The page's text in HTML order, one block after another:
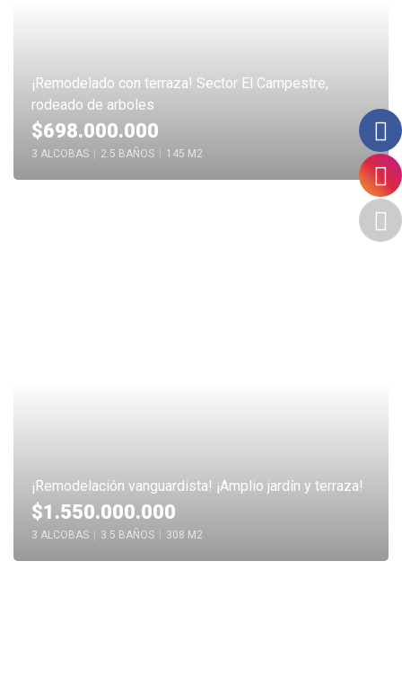
¡Remodelado con terraza! Sector El Campestre,
rodeado de arboles
$698.000.000
3 ALCOBAS 2.5 BAÑOS 145 M2
¡Remodelación vanguardista! ¡Amplio jardín y terraza!
$1.550.000.000
3 ALCOBAS 3.5 BAÑOS 308 M2